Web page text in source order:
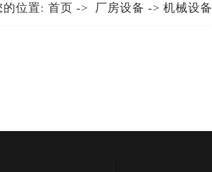
的位置: 首页 -> 厂房设备 -> 机械设备